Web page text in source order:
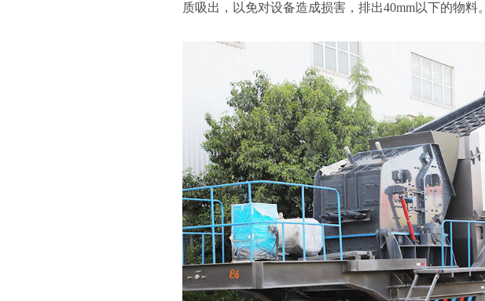
质吸出，以免对设备造成损害，排出40mm以下的物料。